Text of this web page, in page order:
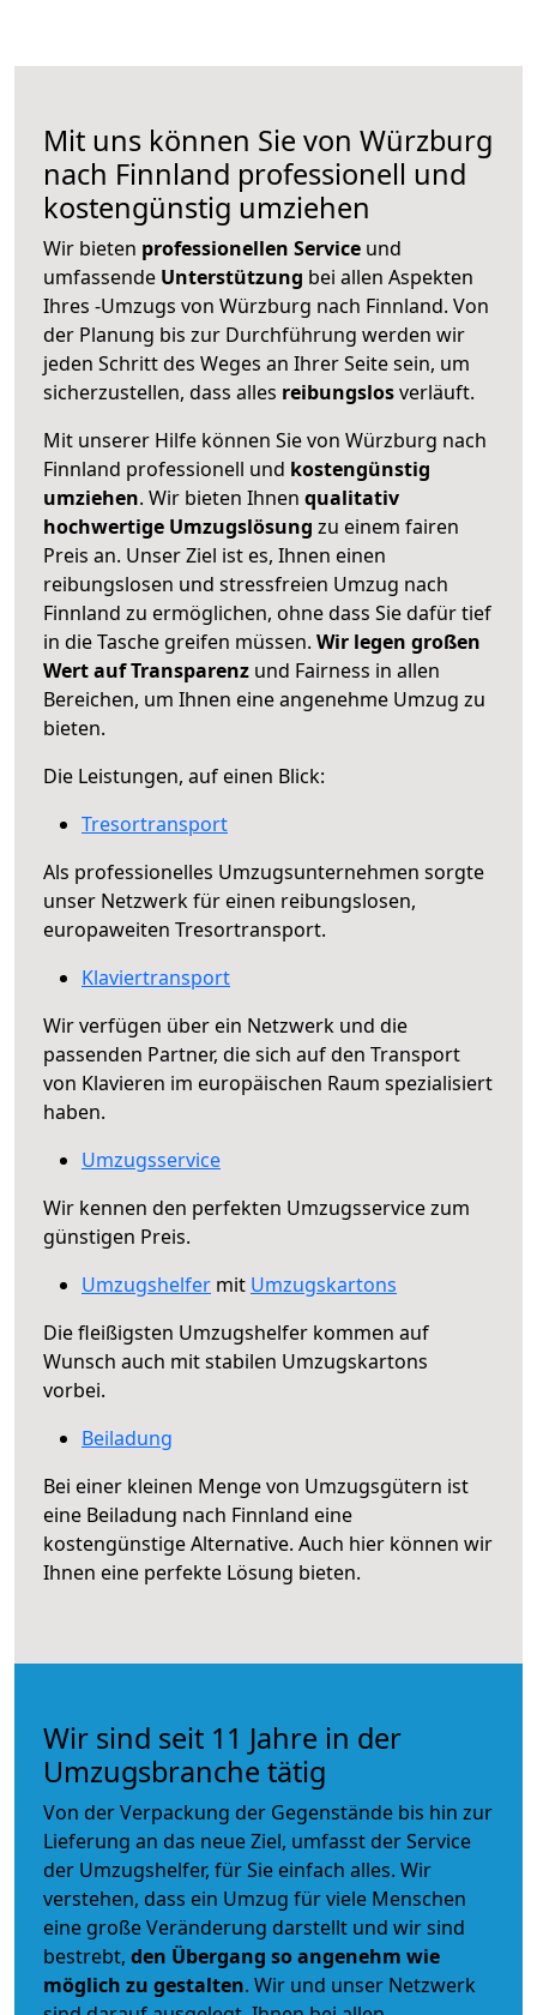
Mit uns können Sie von Würzburg
nach Finnland professionell und
kostengünstig umziehen
Wir bieten professionellen Service und
umfassende Unterstützung bei allen Aspekten
Ihres -Umzugs von Würzburg nach Finnland. Von
der Planung bis zur Durchführung werden wir
jeden Schritt des Weges an Ihrer Seite sein, um
sicherzustellen, dass alles reibungslosverläuft.
Mit unserer Hilfe können Sie von Würzburg nach
Finnland professionell und kostengünstig
umziehen. Wir bieten Ihnen qualitativ
hochwertige Umzugslösung zu einem fairen
Preis an. Unser Ziel ist es, Ihnen einen
reibungslosen und stressfreien Umzug nach
Finnland zu ermöglichen, ohne dass Sie dafür tief
in die Tasche greifen müssen. Wir legen großen
Wert auf Transparenz und Fairness in allen
Bereichen, um Ihnen eine angenehme Umzug zu
bieten.
Die Leistungen, auf einen Blick:
Tresortransport
Als professionelles Umzugsunternehmen sorgte
unser Netzwerk für einen reibungslosen,
europaweiten Tresortransport.
Klaviertransport
Wir verfügen über ein Netzwerk und die
passenden Partner, die sich auf den Transport
von Klavieren im europäischen Raum spezialisiert
haben.
Umzugsservice
Wir kennen den perfekten Umzugsservice zum
günstigen Preis.
Umzugshelfer mit Umzugskartons
Die fleißigsten Umzugshelfer kommen auf
Wunsch auch mit stabilen Umzugskartons
vorbei.
Beiladung
Bei einer kleinen Menge von Umzugsgütern ist
eine Beiladung nach Finnland eine
kostengünstige Alternative. Auch hier können wir
Ihnen eine perfekte Lösung bieten.
Wir sind seit 11 Jahre in der
Umzugsbranche tätig
Von der Verpackung der Gegenstände bis hin zur
Lieferung an das neue Ziel, umfasst der Service
der Umzugshelfer, für Sie einfach alles. Wir
verstehen, dass ein Umzug für viele Menschen
eine große Veränderung darstellt und wir sind
bestrebt, den Übergang so angenehm wie
möglich zu gestalten. Wir und unser Netzwerk